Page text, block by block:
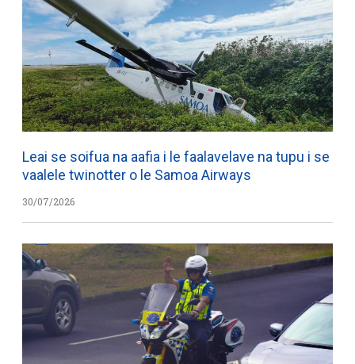
Leai se soifua na aafia i le faalavelave na tupu i se
vaalele twinotter o le Samoa Airways
30/07/2026